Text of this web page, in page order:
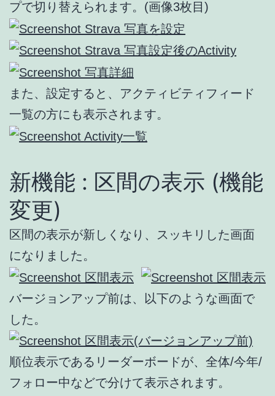
プで切り替えられます。(画像3枚目)
また、設定すると、アクティビティフィード
一覧の方にも表示されます。
新機能 : 区間の表示 (機能
変更)
区間の表示が新しくなり、スッキリした画面
になりました。
バージョンアップ前は、以下のような画面で
した。
順位表示であるリーダーボードが、全体/今年/
フォロー中などで分けて表示されます。